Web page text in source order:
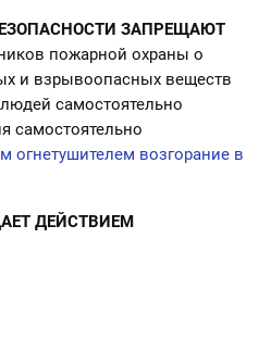
ЗАПРЕЩАЮТ
пожарной охраны о
и взрывоопасных веществ
самостоятельно
самостоятельно
огнетушителем возгорание в
ДЕЙСТВИЕМ